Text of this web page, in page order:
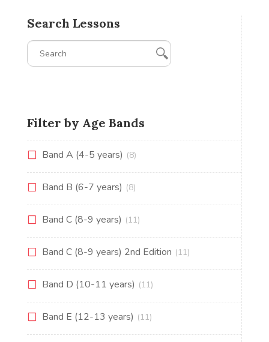
Search Lessons
Filter by Age Bands
Band A (4-5 years) (8)
Band B (6-7 years) (8)
Band C (8-9 years) (11)
Band C (8-9 years) 2nd Edition (11)
Band D (10-11 years) (11)
Band E (12-13 years) (11)